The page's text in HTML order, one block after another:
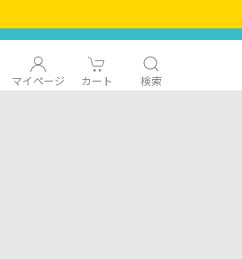
マイページ カート 検索